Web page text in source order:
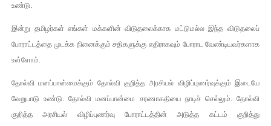
32 CM விநோத கன்றுக்குட்டி! (வீடியோ)
வலிமை தான் அஜித் திரைப்பயணத்திலே அதிக காலெக்ஷன் செய்த
அல்வா கொடுக்கின்றது இலங்கை!
உண்டு.
இன்று தமிழர்கள் எங்கள் மக்களின் விடுதலைக்காக மட்டுமல்ல இந்த விடுதலைப்
போராட்டத்தை முடக்க நினைக்கும் சதிகளுக்கு எதிராகவும் போராட வேண்டியவர்களாக
உள்ளோம்.
தோல்வி மனப்பான்மைக்கும் தோல்வி குறித்த அரசியல் விழிப்புணர்வுக்கும் இடையே
வேறுபாடு உண்டு. தோல்வி மனப்பான்மை சரணாகதியை நாடிச் செல்லும். தோல்வி
குறித்த அரசியல் விழிப்புணர்வு போராட்டத்தின் அடுத்த கட்டம் குறித்து